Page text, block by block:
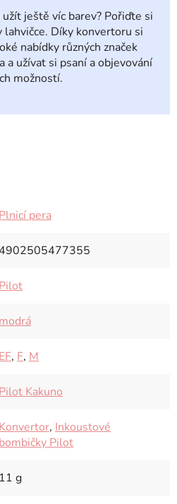
ještě víc barev? Pořiďte si
Díky konvertoru si
nabídky různých značek
a užívat si psaní a objevování
možností.
Plnicí pera
4902505477355
Pilot
modrá
EF, F, M
Pilot Kakuno
Konvertor, Inkoustové
bombičky Pilot
11 g